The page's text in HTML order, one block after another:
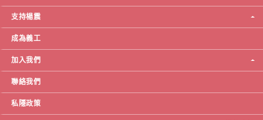
支持楊震
成為義工
加入我們
聯絡我們
私隱政策